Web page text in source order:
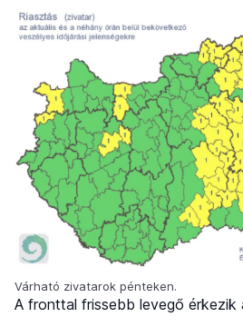
Várható zivatarok pénteken.
A fronttal frissebb levegő érkezik